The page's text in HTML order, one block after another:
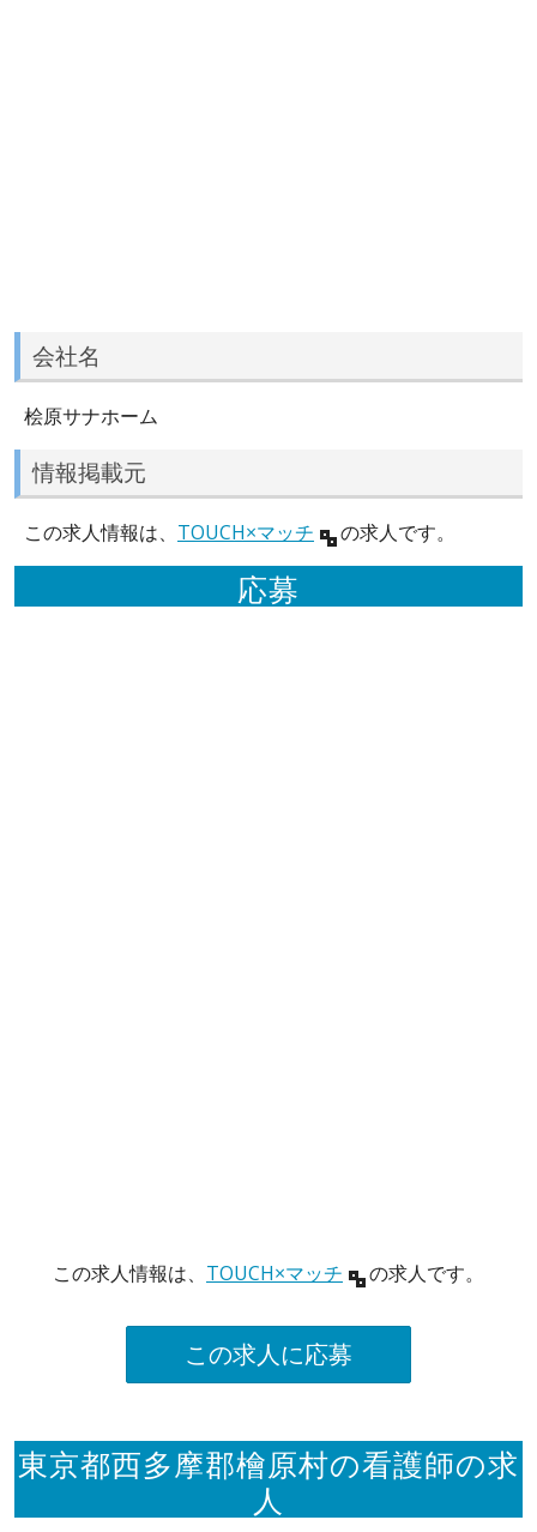
会社名
桧原サナホーム
情報掲載元
この求人情報は、 TOUCH×マッチ の求人です。
応募
この求人情報は、 TOUCH×マッチ の求人です。
この求人に応募
東京都西多摩郡檜原村の看護師の求
人